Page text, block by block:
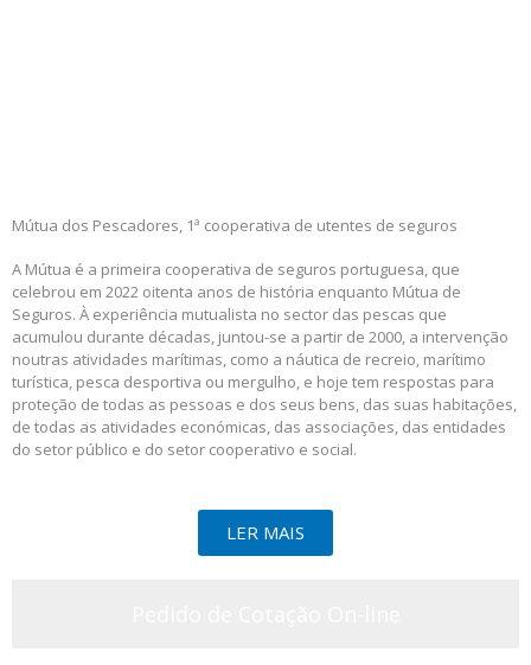
Mútua dos Pescadores, 1ª cooperativa de utentes de seguros
A Mútua é a primeira cooperativa de seguros portuguesa, que
celebrou em 2022 oitenta anos de história enquanto Mútua de
Seguros. À experiência mutualista no sector das pescas que
acumulou durante décadas, juntou-se a partir de 2000, a intervenção
noutras atividades marítimas, como a náutica de recreio, marítimo
turística, pesca desportiva ou mergulho, e hoje tem respostas para
proteção de todas as pessoas e dos seus bens, das suas habitações,
de todas as atividades económicas, das associações, das entidades
do setor público e do setor cooperativo e social.
LER MAIS